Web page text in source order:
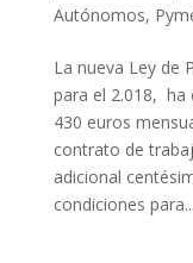
Autónomos,
La nueva Ley de
para el 2.018, ha
430 euros
contrato de
adicional
condiciones para...